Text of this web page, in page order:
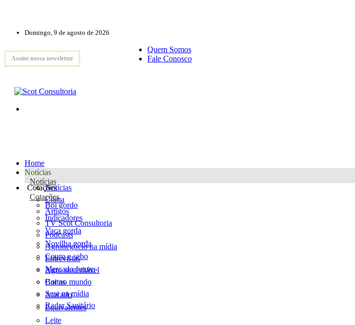
Domingo, 9 de agosto de 2026
Assine nossa newsletter
Quem Somos
Fale Conosco
Home
Notícias
Notícias
Notícias
Clima
Artigos
TV Scot Consultoria
Podcasts
Agronegócio na mídia
Entrevistas
Agro sustentável
Cartas
Scot na mídia
Radar Sanitário
Cotações
Cotações
Boi gordo
Indicadores
Vaca gorda
Novilha gorda
Couro e sebo
Mercado futuro
Boi no mundo
Atacado
Equivalentes
Leite